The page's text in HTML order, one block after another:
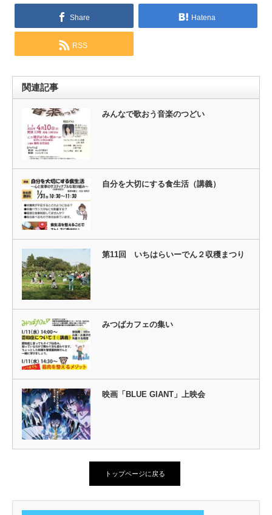
Share Hatena
RSS
関連記事
みんなで歌おう音楽のつどい
自分を大切にする食生活（講義）
第11回 いちはらいーでん２収穫まつり
みつばカフェの集い
映画「BLUE GIANT」上映会
トップページに戻る